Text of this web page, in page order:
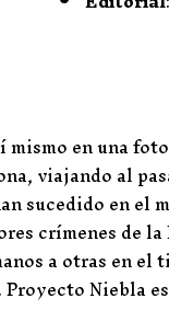
mismo en una
viajando al
sucedido en
crímenes de
a otras en
Niebla